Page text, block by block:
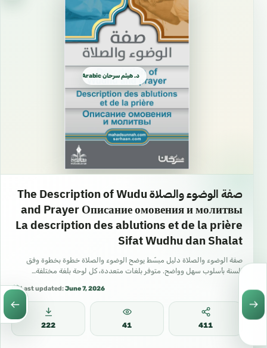
د. هيثم سرحان Arabic العربية
صفة الوضوء والصلاة The Description of Wudu
and Prayer Описание омовения и молитвы
La description des ablutions et de la prière
Sifat Wudhu dan Shalat
صفة الوضوء والصلاة دليل مبسّط يوضح الوضوء والصلاة خطوة بخطوة وفق
السنة بأسلوب سهل وواضح. متوفر بلغات متعددة، كل لوحة بلغة مختلفة…
Last updated:June 7, 2026
222 41 411